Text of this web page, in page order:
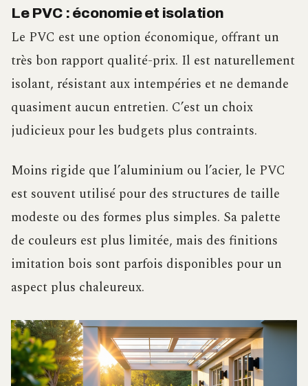
Le PVC : économie et isolation
Le PVC est une option économique, offrant un
très bon rapport qualité-prix. Il est naturellement
isolant, résistant aux intempéries et ne demande
quasiment aucun entretien. C’est un choix
judicieux pour les budgets plus contraints.
Moins rigide que l’aluminium ou l’acier, le PVC
est souvent utilisé pour des structures de taille
modeste ou des formes plus simples. Sa palette
de couleurs est plus limitée, mais des finitions
imitation bois sont parfois disponibles pour un
aspect plus chaleureux.